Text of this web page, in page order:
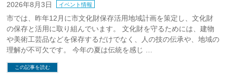
2026年8月3日 イベント情報
市では、昨年12月に市文化財保存活用地域計画を策定し、文化財
の保存と活用に取り組んでいます。 文化財を守るためには、建物
や美術工芸品などを保存するだけでなく、人の技の伝承や、地域の
理解が不可欠です。 今年の夏は伝統を感じ …
この記事を読む